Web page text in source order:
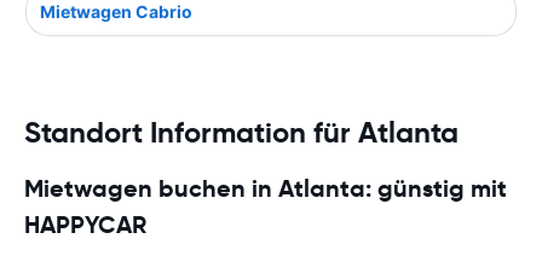
Mietwagen Cabrio
Standort Information für Atlanta
Mietwagen buchen in Atlanta: günstig mit
HAPPYCAR